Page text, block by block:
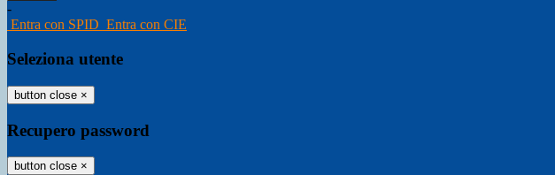
-
Entra con SPID Entra con CIE
Seleziona utente
button close ×
Recupero password
button close ×